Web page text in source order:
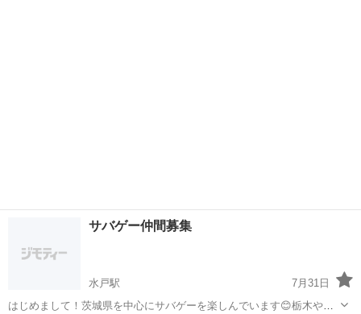
サバゲー仲間募集
水戸駅
7月31日
はじめまして！茨城県を中心にサバゲーを楽しんでいます😊栃木やた